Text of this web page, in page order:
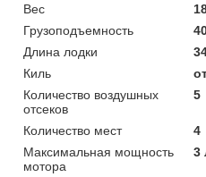
Вес
Грузоподъемность
Длина лодки
Киль
Количество воздушных
отсеков
5
Количество мест
4
Максимальная мощность
мотора
3